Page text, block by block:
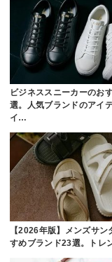
ビジネススニーカーのお
選。人気ブランドのアイ
イ…
【2026年版】メンズサン
すめブランド23選。トレ